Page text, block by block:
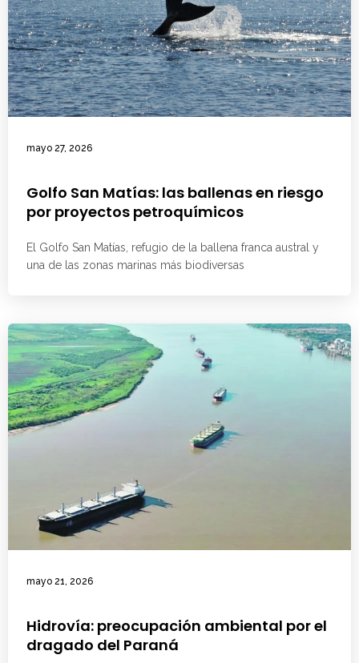
mayo 27, 2026
Golfo San Matías: las ballenas en riesgo
por proyectos petroquímicos
El Golfo San Matías, refugio de la ballena franca austral y
una de las zonas marinas más biodiversas
mayo 21, 2026
Hidrovía: preocupación ambiental por el
dragado del Paraná